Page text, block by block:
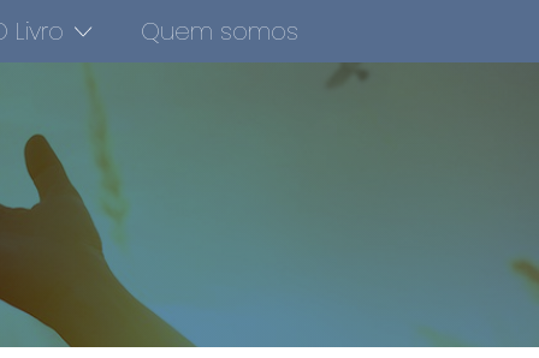
Livro Quem somos